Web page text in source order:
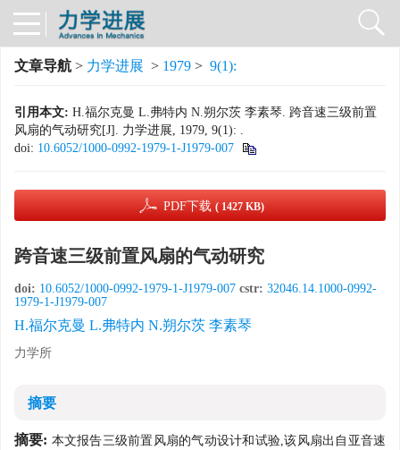
文章导航 > 力学进展 > 1979 > 9(1):
引用本文: H.福尔克曼 L.弗特内 N.朔尔茨 李素琴. 跨音速三级前置
风扇的气动研究[J]. 力学进展, 1979, 9(1): .
doi: 10.6052/1000-0992-1979-1-J1979-007
PDF下载 ( 1427 KB)
跨音速三级前置风扇的气动研究
doi: 10.6052/1000-0992-1979-1-J1979-007 cstr: 32046.14.1000-0992-
1979-1-J1979-007
H.福尔克曼 L.弗特内 N.朔尔茨 李素琴
力学所
摘要
摘要: 本文报告三级前置风扇的气动设计和试验,该风扇出自亚音速